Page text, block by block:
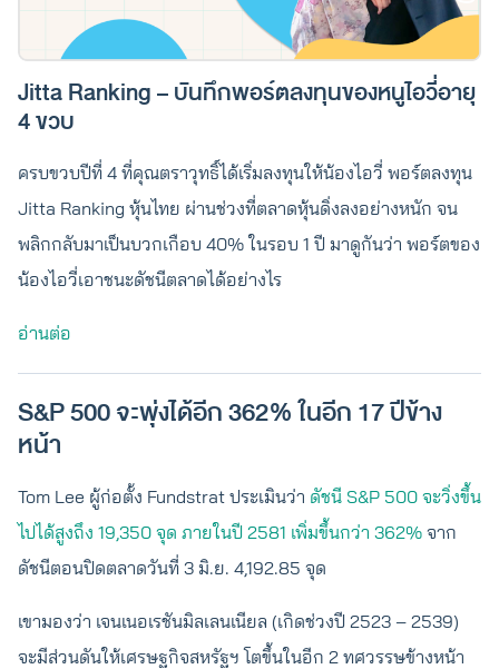
Jitta Ranking – บันทึกพอร์ตลงทุนของหนูไอวี่อายุ
4 ขวบ
ครบขวบปีที่ 4 ที่คุณตราวุทธิ์ได้เริ่มลงทุนให้น้องไอวี่ พอร์ตลงทุน
Jitta Ranking หุ้นไทย ผ่านช่วงที่ตลาดหุ้นดิ่งลงอย่างหนัก จน
พลิกกลับมาเป็นบวกเกือบ 40% ในรอบ 1 ปี มาดูกันว่า พอร์ตของ
น้องไอวี่เอาชนะดัชนีตลาดได้อย่างไร
อ่านต่อ
S&P 500 จะพุ่งได้อีก 362% ในอีก 17 ปีข้าง
หน้า
Tom Lee ผู้ก่อตั้ง Fundstrat ประเมินว่า ดัชนี S&P 500 จะวิ่งขึ้น
ไปได้สูงถึง 19,350 จุด ภายในปี 2581 เพิ่มขึ้นกว่า 362% จาก
ดัชนีตอนปิดตลาดวันที่ 3 มิ.ย. 4,192.85 จุด
เขามองว่า เจนเนอเรชันมิลเลนเนียล (เกิดช่วงปี 2523 – 2539)
จะมีส่วนดันให้เศรษฐกิจสหรัฐฯ โตขึ้นในอีก 2 ทศวรรษข้างหน้า